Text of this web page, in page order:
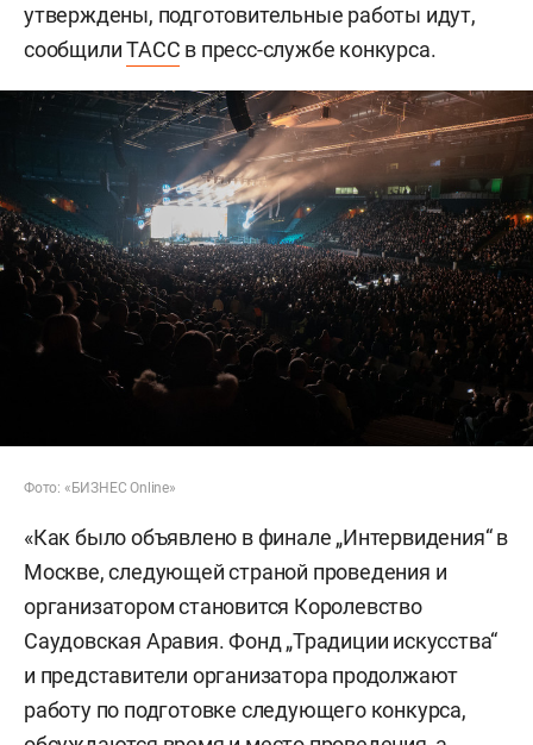
утверждены, подготовительные работы идут,
сообщилиТАСС в пресс-службе конкурса.
Фото: «БИЗНЕС Online»
«Как было объявлено в финале „Интервидения“ в
Москве, следующей страной проведения и
организатором становится Королевство
Саудовская Аравия. Фонд „Традиции искусства“
и представители организатора продолжают
работу по подготовке следующего конкурса,